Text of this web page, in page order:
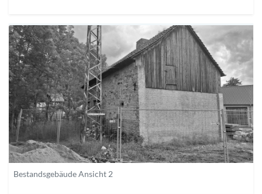
Bestandsgebäude Ansicht 2